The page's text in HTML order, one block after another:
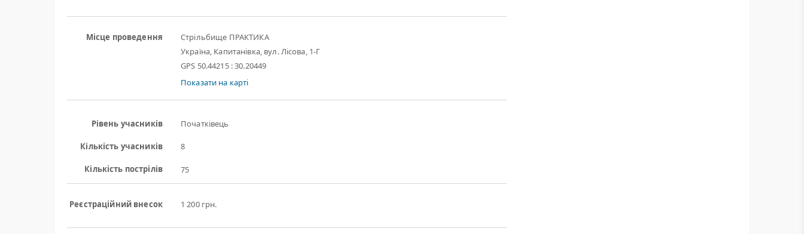
Місце проведення
Стрільбище ПРАКТИКА
Україна, Капитанівка, вул. Лісова, 1-Г
GPS 50.44215 : 30.20449
Показати на карті
Рівень учасників Початківець
Кількість учасників 8
Кількість пострілів 75
Реєстраційний внесок 1 200 грн.